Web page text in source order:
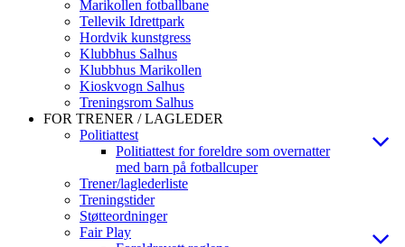
Marikollen fotballbane
Tellevik Idrettpark
Hordvik kunstgress
Klubbhus Salhus
Klubbhus Marikollen
Kioskvogn Salhus
Treningsrom Salhus
FOR TRENER / LAGLEDER
Politiattest
Politiattest for foreldre som overnatter
med barn på fotballcuper
Trener/laglederliste
Treningstider
Støtteordninger
Fair Play